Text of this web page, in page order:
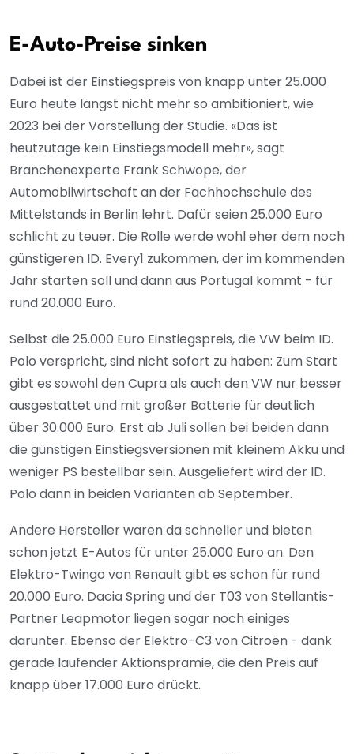
E-Auto-Preise sinken
Dabei ist der Einstiegspreis von knapp unter 25.000
Euro heute längst nicht mehr so ambitioniert, wie
2023 bei der Vorstellung der Studie. «Das ist
heutzutage kein Einstiegsmodell mehr», sagt
Branchenexperte Frank Schwope, der
Automobilwirtschaft an der Fachhochschule des
Mittelstands in Berlin lehrt. Dafür seien 25.000 Euro
schlicht zu teuer. Die Rolle werde wohl eher dem noch
günstigeren ID. Every1 zukommen, der im kommenden
Jahr starten soll und dann aus Portugal kommt - für
rund 20.000 Euro.
Selbst die 25.000 Euro Einstiegspreis, die VW beim ID.
Polo verspricht, sind nicht sofort zu haben: Zum Start
gibt es sowohl den Cupra als auch den VW nur besser
ausgestattet und mit großer Batterie für deutlich
über 30.000 Euro. Erst ab Juli sollen bei beiden dann
die günstigen Einstiegsversionen mit kleinem Akku und
weniger PS bestellbar sein. Ausgeliefert wird der ID.
Polo dann in beiden Varianten ab September.
Andere Hersteller waren da schneller und bieten
schon jetzt E-Autos für unter 25.000 Euro an. Den
Elektro-Twingo von Renault gibt es schon für rund
20.000 Euro. Dacia Spring und der T03 von Stellantis-
Partner Leapmotor liegen sogar noch einiges
darunter. Ebenso der Elektro-C3 von Citroën - dank
gerade laufender Aktionsprämie, die den Preis auf
knapp über 17.000 Euro drückt.